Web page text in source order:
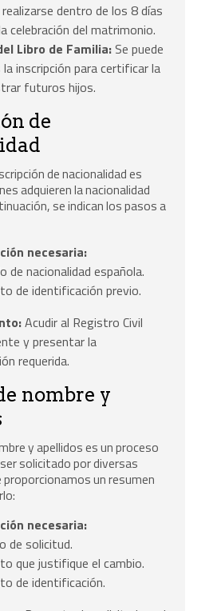
dentro de los 8 días
celebración del matrimonio.
Libro de Familia: Se puede
inscripción para certificar la
futuros hijos.
de
de nacionalidad es
adquieren la nacionalidad
se indican los pasos a
necesaria:
de nacionalidad española.
de identificación previo.
Acudir al Registro Civil
y presentar la
requerida.
nombre y
y apellidos es un proceso
solicitado por diversas
un resumen
necesaria:
de solicitud.
que justifique el cambio.
de identificación.